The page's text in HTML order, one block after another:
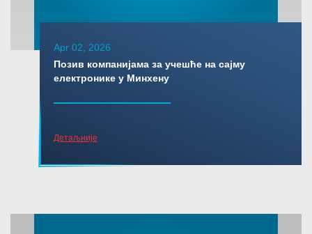
Apr 02, 2026
Позив компанијама за учешће на сајму
електронике у Минхену
Детаљније